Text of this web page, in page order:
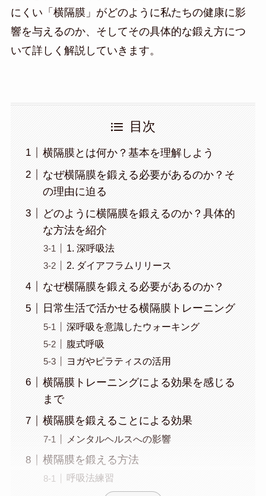
にくい「横隔膜」がどのように私たちの健康に影
響を与えるのか、そしてその具体的な鍛え方につ
いて詳しく解説していきます。
目次
横隔膜とは何か？基本を理解しよう
なぜ横隔膜を鍛える必要があるのか？そ
の理由に迫る
どのように横隔膜を鍛えるのか？具体的
な方法を紹介
1. 深呼吸法
2. ダイアフラムリリース
なぜ横隔膜を鍛える必要があるのか？
日常生活で活かせる横隔膜トレーニング
深呼吸を意識したウォーキング
腹式呼吸
ヨガやピラティスの活用
横隔膜トレーニングによる効果を感じる
まで
横隔膜を鍛えることによる効果
メンタルヘルスへの影響
横隔膜を鍛える方法
呼吸法練習